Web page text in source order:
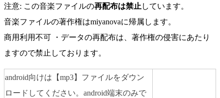
注意: この音楽ファイルの再配布は禁止 しています。
音楽ファイルの著作権はmiyanovaに帰属します。
商用利用不可 ・データの再配布は、著作権の侵害にあたり
ますので禁止しております。
android向けは【mp3】ファイルをダウン
ロードしてください。android端末のみで